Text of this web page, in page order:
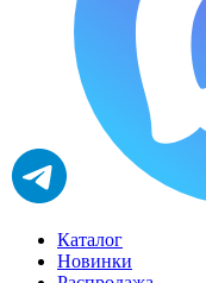
Каталог
Новинки